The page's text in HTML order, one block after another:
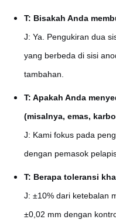
T: Bisakah Anda
J: Ya. Pengukiran dua
yang berbeda di sisi
tambahan.
T: Apakah Anda
(misalnya, emas,
J: Kami fokus pada
dengan pemasok
T: Berapa toleransi
J: ±10% dari ketebalan
±0,02 mm dengan